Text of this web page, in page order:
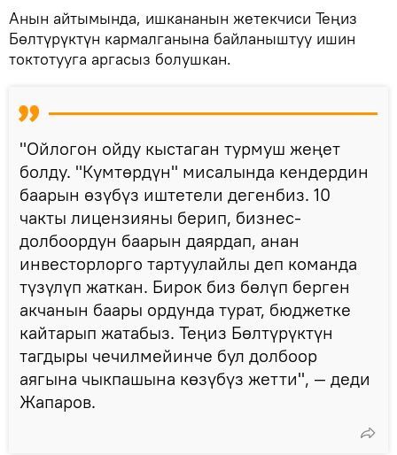
Анын айтымында, ишкананын жетекчиси Теңиз
Бөлтүрүктүн кармалганына байланыштуу ишин
токтотууга аргасыз болушкан.
"Ойлогон ойду кыстаган турмуш жеңет
болду. "Кумтөрдүн" мисалында кендердин
баарын өзүбүз иштетели дегенбиз. 10
чакты лицензияны берип, бизнес-
долбоордун баарын даярдап, анан
инвесторлорго тартуулайлы деп команда
түзүлүп жаткан. Бирок биз бөлүп берген
акчанын баары ордунда турат, бюджетке
кайтарып жатабыз. Теңиз Бөлтүрүктүн
тагдыры чечилмейинче бул долбоор
аягына чыкпашына көзүбүз жетти", — деди
Жапаров.